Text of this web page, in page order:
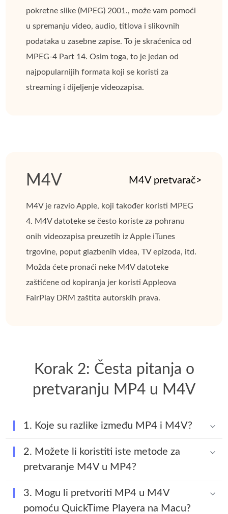
pokretne slike (MPEG) 2001., može vam pomoći
u spremanju video, audio, titlova i slikovnih
podataka u zasebne zapise. To je skraćenica od
MPEG-4 Part 14. Osim toga, to je jedan od
najpopularnijih formata koji se koristi za
streaming i dijeljenje videozapisa.
M4V M4V pretvarač>
M4V je razvio Apple, koji također koristi MPEG
4. M4V datoteke se često koriste za pohranu
onih videozapisa preuzetih iz Apple iTunes
trgovine, poput glazbenih videa, TV epizoda, itd.
Možda ćete pronaći neke M4V datoteke
zaštićene od kopiranja jer koristi Appleova
FairPlay DRM zaštita autorskih prava.
Korak 2: Česta pitanja o
pretvaranju MP4 u M4V
1. Koje su razlike između MP4 i M4V?
2. Možete li koristiti iste metode za
pretvaranje M4V u MP4?
3. Mogu li pretvoriti MP4 u M4V
pomoću QuickTime Playera na Macu?